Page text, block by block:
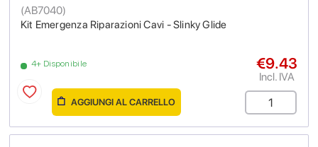
Kit Emergenza Riparazioni Cavi - Slinky Glide
(AB7040)
4+ Disponibile €9.43
Incl. IVA
AGGIUNGI AL CARRELLO